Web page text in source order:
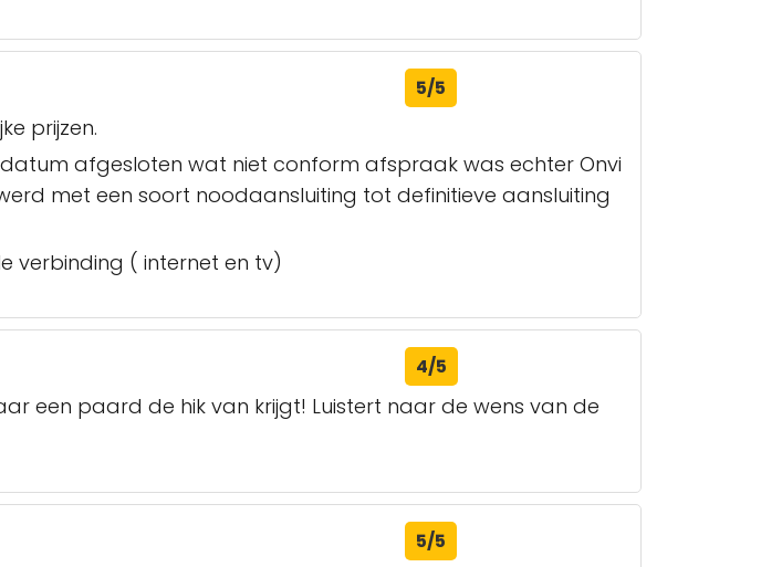
5/5
prijzen.
afgesloten wat niet conform afspraak was echter Onvi
met een soort noodaansluiting tot definitieve aansluiting
verbinding ( internet en tv)
4/5
een paard de hik van krijgt! Luistert naar de wens van de
5/5